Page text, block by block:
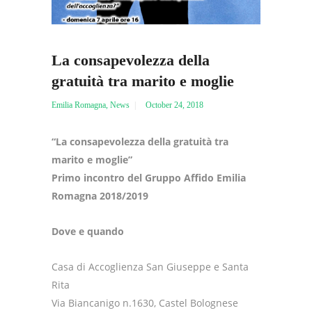
La consapevolezza della
gratuità tra marito e moglie
Emilia Romagna News October 24, 2018
“La consapevolezza della gratuità tra
marito e moglie”
Primo incontro del Gruppo Affido Emilia
Romagna 2018/2019
Dove e quando
Casa di Accoglienza San Giuseppe e Santa
Rita
Via Biancanigo n.1630, Castel Bolognese